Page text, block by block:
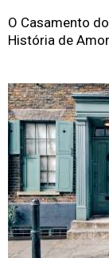
O Casamento
História de